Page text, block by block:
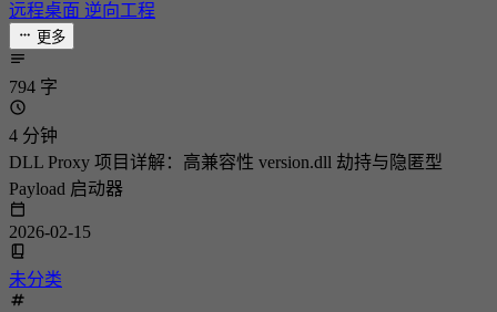
远程桌面 逆向工程
更多
794 字
4 分钟
DLL Proxy 项目详解：高兼容性 version.dll 劫持与隐匿型
Payload 启动器
2026-02-15
未分类